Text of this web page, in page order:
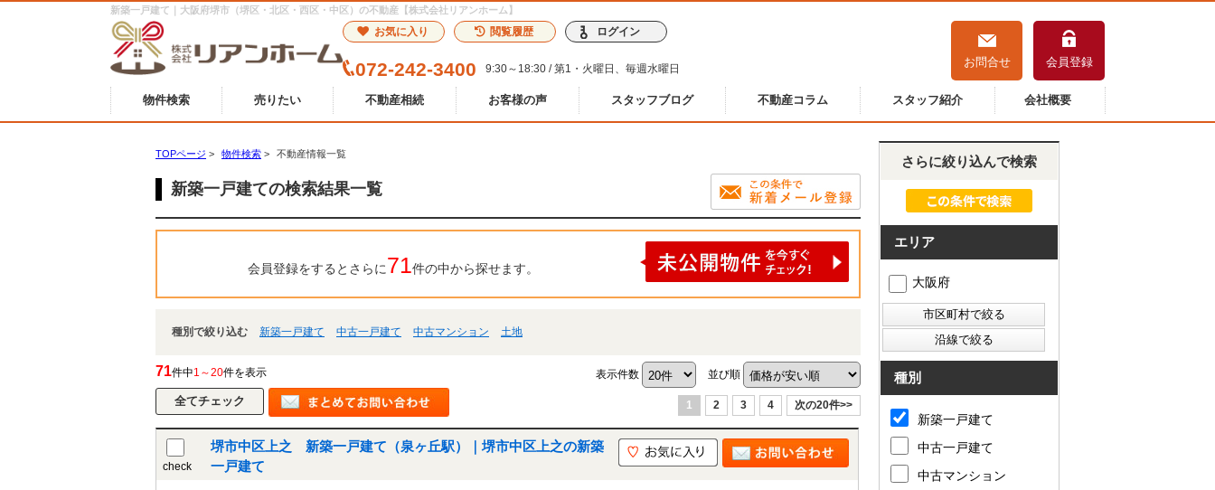
新築一戸建て｜大阪府堺市（堺区・北区・西区・中区）の不動産【株式会社リアンホーム】
お気に入り 閲覧履歴 ログイン
072-242-3400 9:30～18:30 / 第1・火曜日、毎週水曜日 お問合せ 会員登録
物件検索 売りたい 不動産相続 お客様の声 スタッフブログ 不動産コラム スタッフ紹介 会社概要
TOPページ > 物件検索 > 不動産情報一覧
新築一戸建ての検索結果一覧
会員登録をするとさらに71件の中から探せます。
種別で絞り込む 新築一戸建て 中古一戸建て 中古マンション 土地
71件中1～20件を表示 表示件数 並び順
1 2 3 4 次の20件>>
check
堺市中区上之 新築一戸建て（泉ヶ丘駅）｜堺市中区上之の新築
一戸建て
さらに絞り込んで検索
エリア
大阪府
種別
新築一戸建て
中古一戸建て
中古マンション